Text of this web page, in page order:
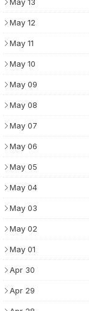
May 12
May 11
May 10
May 09
May 08
May 07
May 06
May 05
May 04
May 03
May 02
May 01
Apr 30
Apr 29